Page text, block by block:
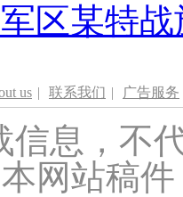
区某特
us | 联系我们 | 广告服务
信息，不
本网站稿